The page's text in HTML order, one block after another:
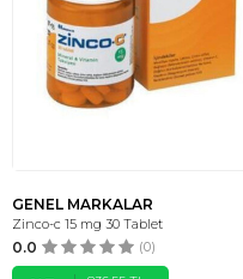
GENEL MARKALAR
Zinco-c 15 mg 30 Tablet
0.0 (0)